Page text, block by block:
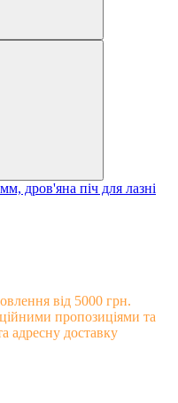
дров'яна піч для лазні
від 5000 грн.
пропозиціями та
адресну доставку